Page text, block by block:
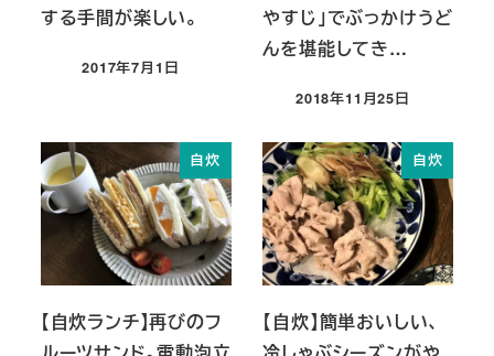
する手間が楽しい。
投稿日
2017年7月1日
やすじ」でぶっかけうど
んを堪能してき…
投稿日
2018年11月25日
自炊
【自炊ランチ】再びのフ
自炊
【自炊】簡単おいしい、